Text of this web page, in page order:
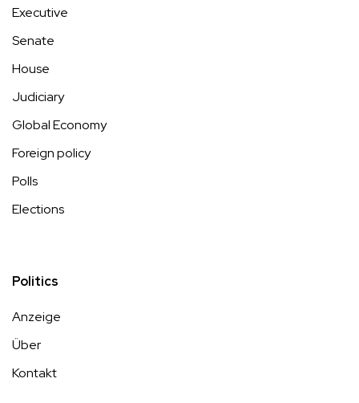
Executive
Senate
House
Judiciary
Global Economy
Foreign policy
Polls
Elections
Politics
Anzeige
Über
Kontakt